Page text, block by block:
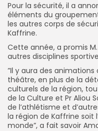
Pour la sécurité, il a
éléments du
les autres corps de
Kaffrine.
Cette année, a promis
autres disciplines
”Il y aura des
théâtre, en plus de la
culturels de la région,
de la Culture et Pr Aliou
de l’athlétisme et
la région de Kaffrine soit
monde”, a fait savoir